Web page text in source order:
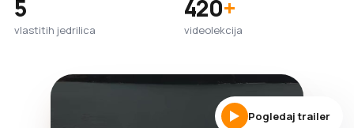
5
vlastitih jedrilica
420+
videolekcija
Pogledaj trailer